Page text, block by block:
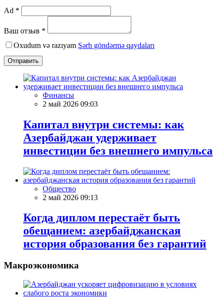
Ad *
Ваш отзыв *
Oxudum və razıyam Şərh göndərmə qaydaları
Отправить
Финансы
2 май 2026 09:03
Капитал внутри системы: как
Азербайджан удерживает
инвестиции без внешнего импульса
Общество
2 май 2026 09:13
Когда диплом перестаёт быть
обещанием: азербайджанская
история образования без гарантий
Макроэкономика